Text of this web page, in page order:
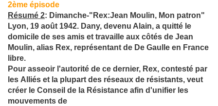
2ème épisode
Résumé 2: Dimanche-"Rex:Jean Moulin, Mon patron"
Lyon, 19 août 1942. Dany, devenu Alain, a quitté le
domicile de ses amis et travaille aux côtés de Jean
Moulin, alias Rex, représentant de De Gaulle en France
libre.
Pour asseoir l'autorité de ce dernier, Rex, contesté par
les Alliés et la plupart des réseaux de résistants, veut
créer le Conseil de la Résistance afin d'unifier les
mouvements de